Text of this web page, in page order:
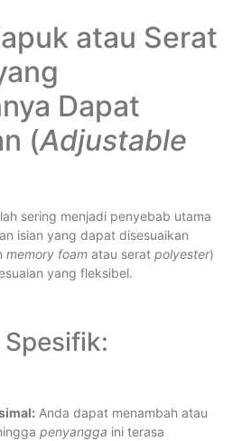
atau Serat
Dapat
(Adjustable
sering menjadi penyebab utama
isian yang dapat disesuaikan
memory foam atau serat polyester)
yang fleksibel.
Anda dapat menambah atau
penyangga ini terasa